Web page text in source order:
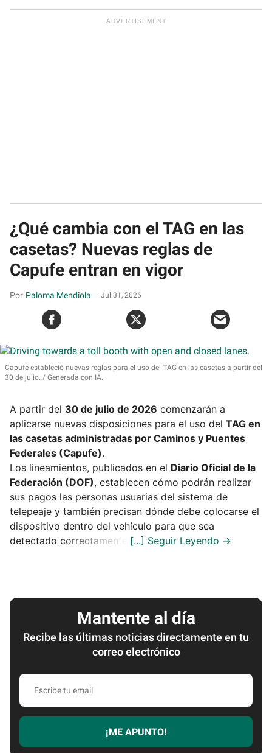
¿Qué cambia con el TAG en las
casetas? Nuevas reglas de
Capufe entran en vigor
Paloma Mendiola Jul 31, 2026
Capufe estableció nuevas reglas para el uso del TAG en las casetas a partir del
30 de julio.
Generada con IA.
A partir del 30 de julio de 2026 comenzarán a
aplicarse nuevas disposiciones para el uso del TAG en
las casetas administradas por Caminos y Puentes
Federales (Capufe).
Los lineamientos, publicados en el Diario Oficial de la
Federación (DOF), establecen cómo podrán realizar
sus pagos las personas usuarias del sistema de
telepeaje y también precisan dónde debe colocarse el
dispositivo dentro del vehículo para que sea
detectado correctamente.
Mantente al día
Recibe las últimas noticias directamente en tu
correo electrónico
Escribe
email
¡ME APUNTO!